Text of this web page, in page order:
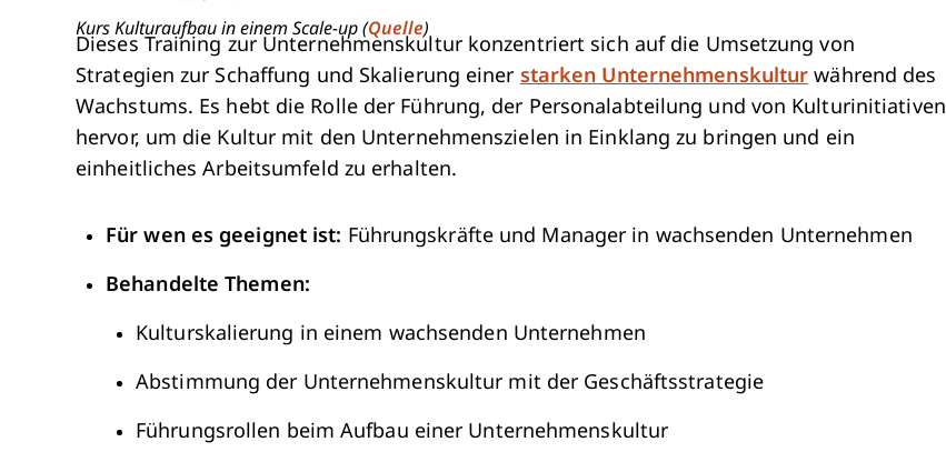
Kurs Kulturaufbau in einem Scale-up (Quelle)
Dieses Training zur Unternehmenskultur konzentriert sich auf die Umsetzung von
Strategien zur Schaffung und Skalierung einer starken Unternehmenskultur während des
Wachstums. Es hebt die Rolle der Führung, der Personalabteilung und von Kulturinitiativen
hervor, um die Kultur mit den Unternehmenszielen in Einklang zu bringen und ein
einheitliches Arbeitsumfeld zu erhalten.
Für wen es geeignet ist: Führungskräfte und Manager in wachsenden Unternehmen
Behandelte Themen:
Kulturskalierung in einem wachsenden Unternehmen
Abstimmung der Unternehmenskultur mit der Geschäftsstrategie
Führungsrollen beim Aufbau einer Unternehmenskultur